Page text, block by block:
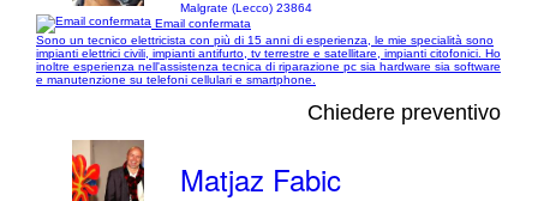
Malgrate (Lecco) 23864
Email confermata
Sono un tecnico elettricista con più di 15 anni di esperienza, le mie specialità sono
impianti elettrici civili, impianti antifurto, tv terrestre e satellitare, impianti citofonici. Ho
inoltre esperienza nell'assistenza tecnica di riparazione pc sia hardware sia software
e manutenzione su telefoni cellulari e smartphone.
Chiedere preventivo
Matjaz Fabic